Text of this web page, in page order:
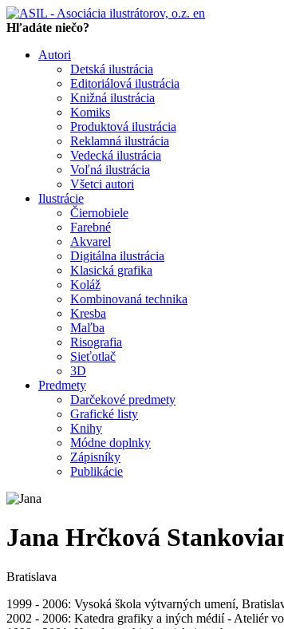
en
Hľadáte niečo?
Autori
Detská ilustrácia
Editoriálová ilustrácia
Knižná ilustrácia
Komiks
Produktová ilustrácia
Reklamná ilustrácia
Vedecká ilustrácia
Voľná ilustrácia
Všetci autori
Ilustrácie
Čiernobiele
Farebné
Akvarel
Digitálna ilustrácia
Klasická grafika
Koláž
Kombinovaná technika
Kresba
Maľba
Risografia
Sieťotlač
3D
Predmety
Darčekové predmety
Grafické listy
Knihy
Módne doplnky
Zápisníky
Publikácie
Jana Hrčková
Bratislava
1999 - 2006: Vysoká škola výtvarných umení,
2002 - 2006: Katedra grafiky a iných médií - Ateliér